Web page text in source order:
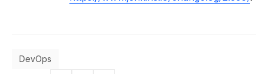
DevOps